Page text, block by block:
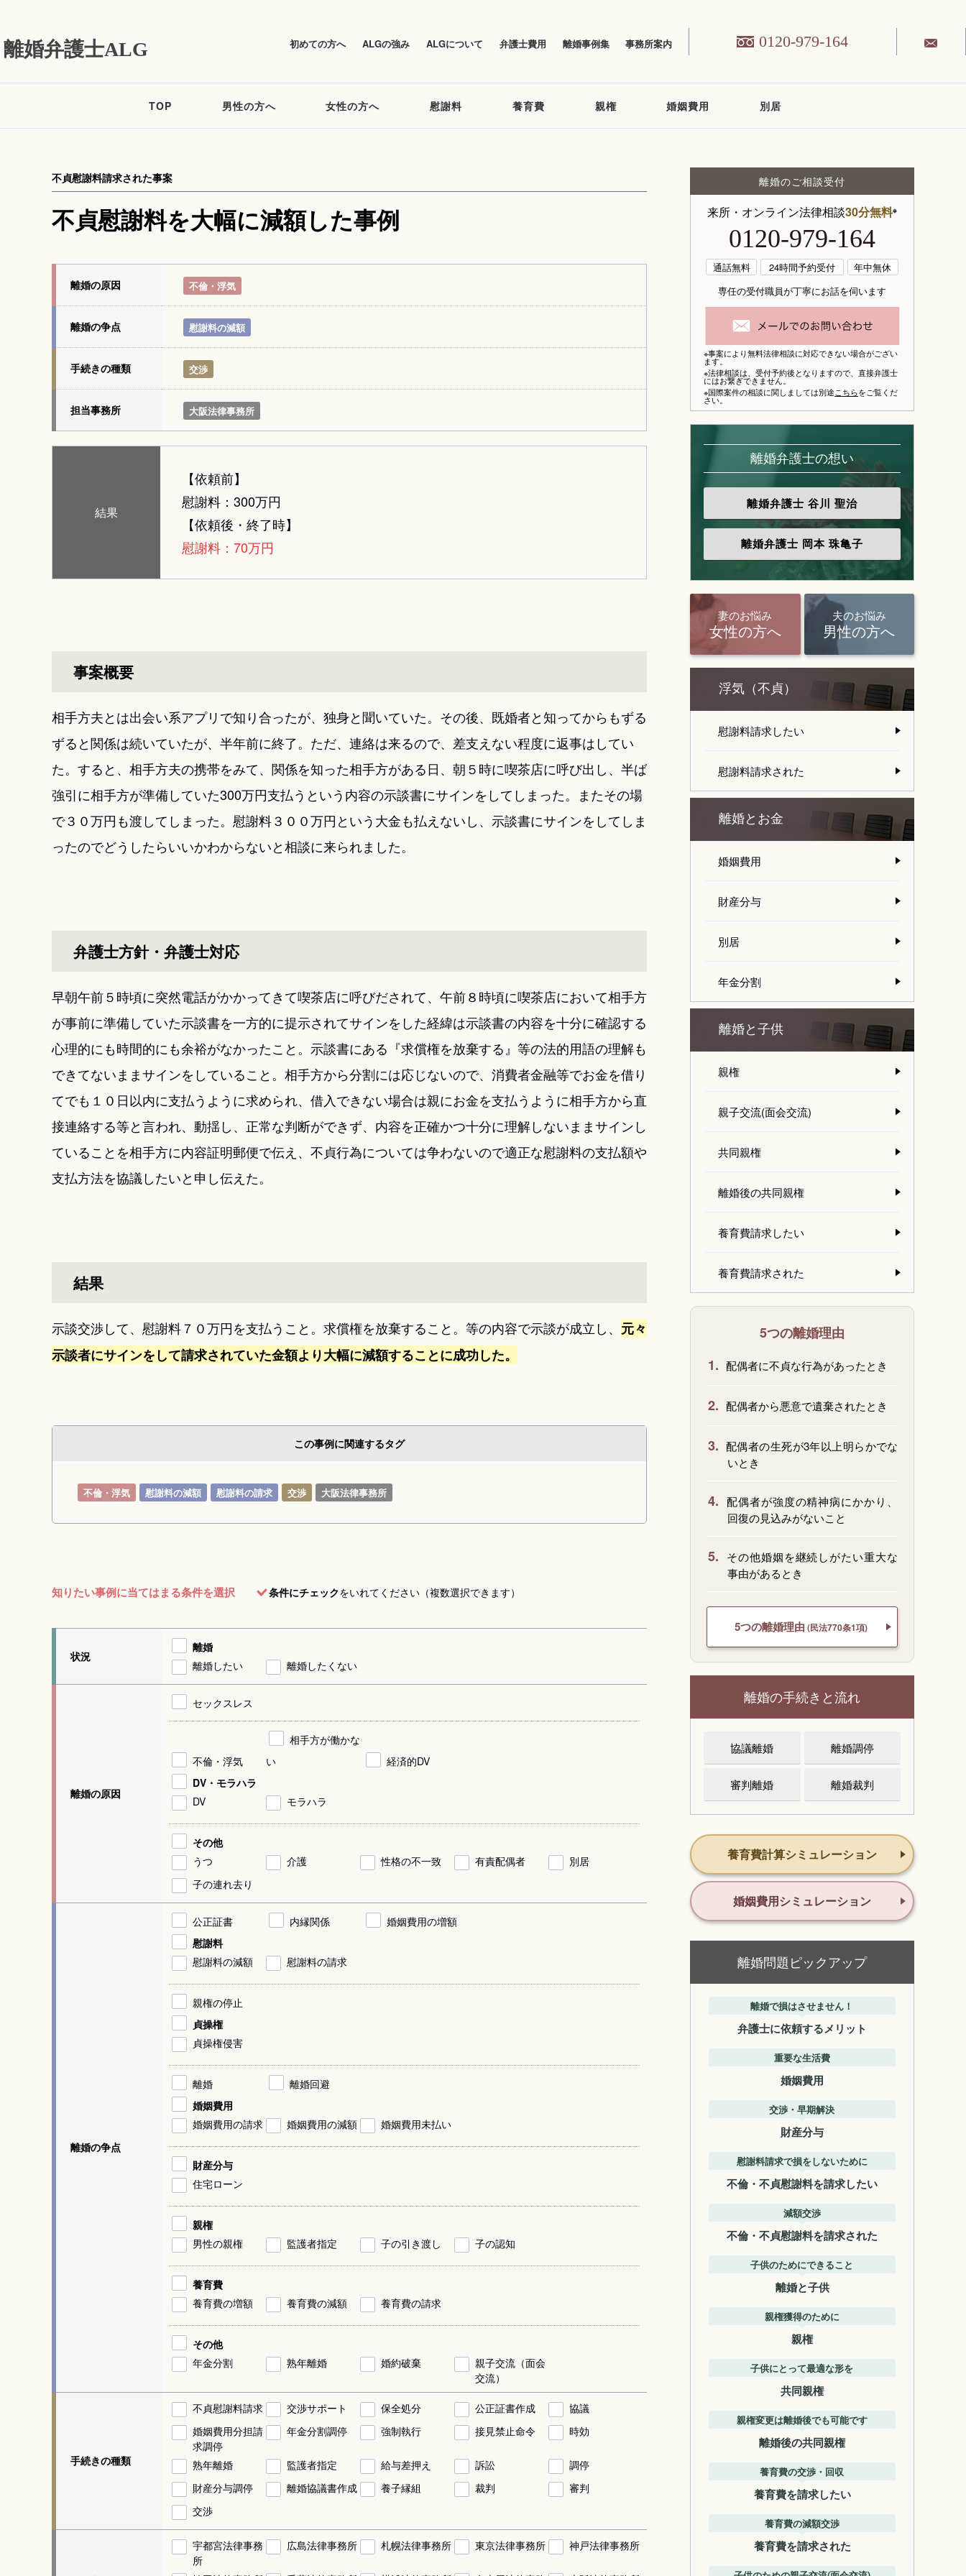
離婚弁護士ALG 初めての方へ ALGの強み ALGについて 弁護士費用 離婚事例集 事務所案内 0120-979-164
TOP 男性の方へ 女性の方へ 慰謝料 養育費 親権 婚姻費用 別居
不貞慰謝料を大幅に減額した事例
不貞慰謝料請求された事案
離婚の原因 不倫・浮気
離婚の争点 慰謝料の減額
手続きの種類 交渉
担当事務所 大阪法律事務所
結果
【依頼前】
慰謝料：300万円
【依頼後・終了時】
慰謝料：70万円
事案概要
相手方夫とは出会い系アプリで知り合ったが、独身と聞いていた。その後、既婚者と知ってからもずる
ずると関係は続いていたが、半年前に終了。ただ、連絡は来るので、差支えない程度に返事はしてい
た。すると、相手方夫の携帯をみて、関係を知った相手方がある日、朝５時に喫茶店に呼び出し、半ば
強引に相手方が準備していた300万円支払うという内容の示談書にサインをしてしまった。またその場
で３０万円も渡してしまった。慰謝料３００万円という大金も払えないし、示談書にサインをしてしま
ったのでどうしたらいいかわからないと相談に来られました。
弁護士方針・弁護士対応
早朝午前５時頃に突然電話がかかってきて喫茶店に呼びだされて、午前８時頃に喫茶店において相手方
が事前に準備していた示談書を一方的に提示されてサインをした経緯は示談書の内容を十分に確認する
心理的にも時間的にも余裕がなかったこと。示談書にある『求償権を放棄する』等の法的用語の理解も
できてないままサインをしていること。相手方から分割には応じないので、消費者金融等でお金を借り
てでも１０日以内に支払うように求められ、借入できない場合は親にお金を支払うように相手方から直
接連絡する等と言われ、動揺し、正常な判断ができず、内容を正確かつ十分に理解しないままサインし
ていることを相手方に内容証明郵便で伝え、不貞行為については争わないので適正な慰謝料の支払額や
支払方法を協議したいと申し伝えた。
結果
示談交渉して、慰謝料７０万円を支払うこと。求償権を放棄すること。等の内容で示談が成立し、 元々
示談者にサインをして請求されていた金額より大幅に減額することに成功した。
この事例に関連するタグ
不倫・浮気 慰謝料の減額 慰謝料の請求 交渉 大阪法律事務所
知りたい事例に当てはまる条件を選択 条件にチェックをいれてください（複数選択できます）
状況
離婚
離婚したい
離婚したくない
離婚の原因
セックスレス
不倫・浮気
相手方が働かな
い
経済的DV
DV・モラハラ
DV
モラハラ
その他
うつ
介護 性格の不一致 有責配偶者
別居
子の連れ去り
離婚の争点
公正証書 内縁関係
婚姻費用の増額
慰謝料
慰謝料の減額
慰謝料の請求
親権の停止
貞操権
貞操権侵害
離婚
離婚回避
婚姻費用
婚姻費用の請求
婚姻費用の減額 婚姻費用未払い
財産分与
住宅ローン
親権
男性の親権
監護者指定 子の引き渡し 子の認知
養育費
養育費の増額
養育費の減額 養育費の請求
その他
年金分割
熟年離婚 婚約破棄
親子交流（面会
交流）
手続きの種類
不貞慰謝料請求 交渉サポート 保全処分 公正証書作成
協議
婚姻費用分担請
求調停
年金分割調停 強制執行 接見禁止命令 時効
熟年離婚 監護者指定 給与差押え 訴訟
調停
財産分与調停
離婚協議書作成 養子縁組 裁判
審判
交渉
宇都宮法律事務
所
広島法律事務所 札幌法律事務所 東京法律事務所 神戸法律事務所
離婚のご相談受付
来所・オンライン法律相談30分無料※
0120-979-164
通話無料 24時間予約受付
年中無休
専任の受付職員が丁寧にお話を伺います
※事案により無料法律相談に対応できない場合がござい
ます。
※法律相談は、 受付予約後となりますので、 直接弁護士
にはお繋ぎできません。
※国際案件の相談に関しましては別途こちらをご覧くだ
さい。
離婚弁護士の想い
離婚弁護士 谷川 聖治
離婚弁護士 岡本 珠亀子
妻のお悩み
女性の方へ
夫のお悩み
男性の方へ
浮気（不貞）
慰謝料請求したい
慰謝料請求された
離婚とお金
婚姻費用
財産分与
別居
年金分割
離婚と子供
親権
親子交流(面会交流)
共同親権
離婚後の共同親権
養育費請求したい
養育費請求された
5つの離婚理由
1. 配偶者に不貞な行為があったとき
2. 配偶者から悪意で遺棄されたとき
3. 配偶者の生死が3年以上明らかでな
いとき
4. 配偶者が強度の精神病にかかり、
回復の見込みがないこと
5.
その他婚姻を継続しがたい重大な
事由があるとき
5つの離婚理由 (民法770条1項)
離婚の手続きと流れ
協議離婚 離婚調停
審判離婚 離婚裁判
養育費計算シミュレーション
婚姻費用シミュレーション
離婚問題ピックアップ
離婚で損はさせません！
弁護士に依頼するメリット
重要な生活費
婚姻費用
交渉・早期解決
財産分与
慰謝料請求で損をしないために
不倫・不貞慰謝料を請求したい
減額交渉
不倫・不貞慰謝料を請求された
子供のためにできること
離婚と子供
親権獲得のために
親権
子供にとって最適な形を
共同親権
親権変更は離婚後でも可能です
離婚後の共同親権
養育費の交渉・回収
養育費を請求したい
養育費の減額交渉
養育費を請求された